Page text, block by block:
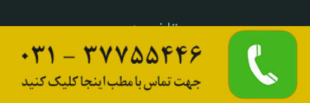
تلفن :
37755446
09139279004